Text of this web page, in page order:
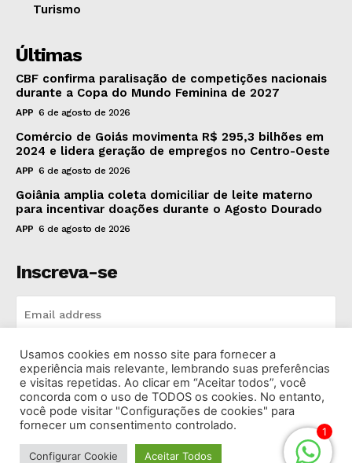
Turismo
Últimas
CBF confirma paralisação de competições nacionais
durante a Copa do Mundo Feminina de 2027
APP 6 de agosto de 2026
Comércio de Goiás movimenta R$ 295,3 bilhões em
2024 e lidera geração de empregos no Centro-Oeste
APP 6 de agosto de 2026
Goiânia amplia coleta domiciliar de leite materno
para incentivar doações durante o Agosto Dourado
APP 6 de agosto de 2026
Inscreva-se
INSCREVA-SE
I've read and accept thePrivacy Policy.
© 2026 Rádio Bandeirantes Goiânia. Todos os Direitos
1
Usamos cookies em nosso site para fornecer a
experiência mais relevante, lembrando suas preferências
e visitas repetidas. Ao clicar em “Aceitar todos”, você
concorda com o uso de TODOS os cookies. No entanto,
você pode visitar "Configurações de cookies" para
fornecer um consentimento controlado.
Configurar Cookie Aceitar Todos